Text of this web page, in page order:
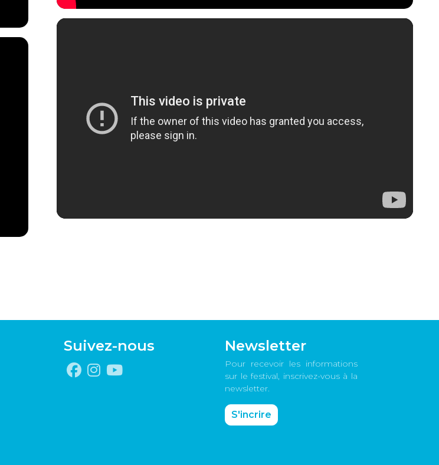
Suivez-nous Newsletter
Pour recevoir les informations
sur le festival, inscrivez-vous à la
newsletter.
S'incrire